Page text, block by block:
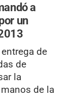
a
un
de
de
la
de la